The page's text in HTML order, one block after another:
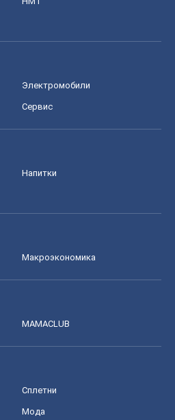
Электромобили
Сервис
Напитки
Mакроэкономика
MAMACLUB
Сплетни
Мода